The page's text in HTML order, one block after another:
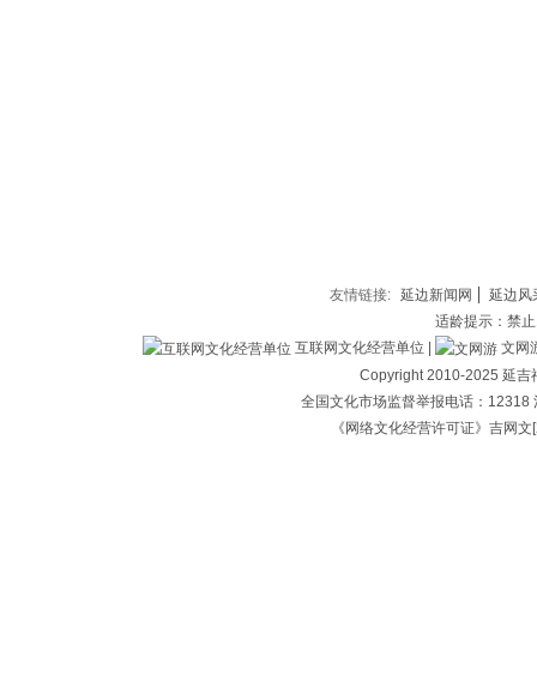
友情链接: 延边新闻网
延边风
适龄提示：禁
互联网文化经营单位 |
文网
Copyright 2010-2025 延吉
全国文化市场监督举报电话：
《网络文化经营许可证》吉网